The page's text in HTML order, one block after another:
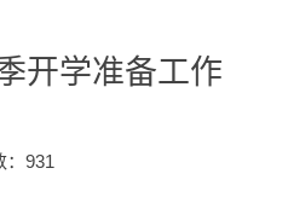
开学准备工作
931